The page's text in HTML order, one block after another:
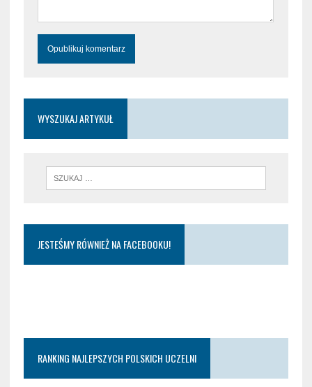
WYSZUKAJ ARTYKUŁ
JESTEŚMY RÓWNIEŻ NA FACEBOOKU!
RANKING NAJLEPSZYCH POLSKICH UCZELNI